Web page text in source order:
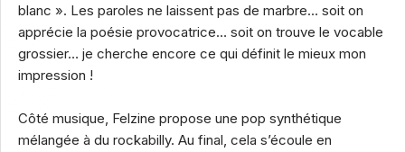
blanc ». Les paroles ne laissent pas de marbre… soit on
apprécie la poésie provocatrice… soit on trouve le vocable
grossier… je cherche encore ce qui définit le mieux mon
impression !
Côté musique, Felzine propose une pop synthétique
mélangée à du rockabilly. Au final, cela s’écoule en